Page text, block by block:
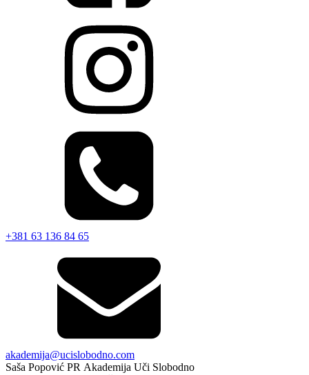
+381 63 136 84 65
akademija@ucislobodno.com
Saša Popović PR Akademija Uči Slobodno